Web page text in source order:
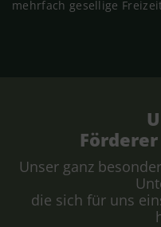
mehrfach gesellige
Unser ganz
die sich für uns